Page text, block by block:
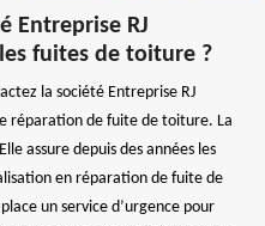
Entreprise RJ
fuites de toiture ?
la société Entreprise RJ
réparation de fuite de toiture. La
assure depuis des années les
en réparation de fuite de
un service d’urgence pour